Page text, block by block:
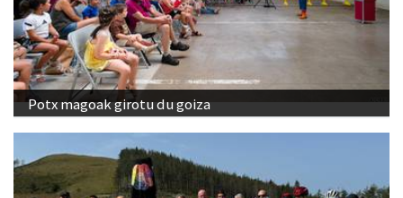
Potx magoak girotu du goiza